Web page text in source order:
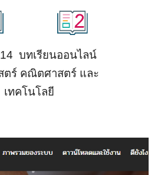
บทเรียนออนไลน์
ตร์ คณิตศาสตร์ และ
เทคโนโลยี